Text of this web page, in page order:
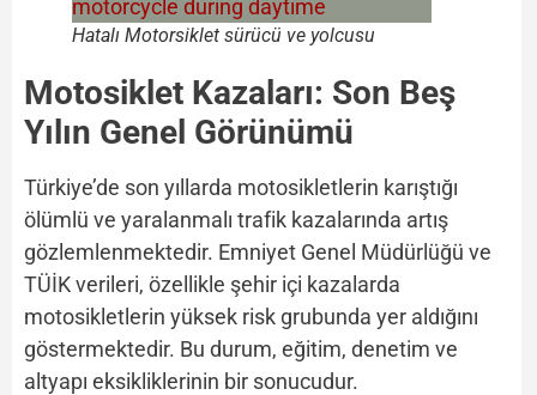
Hatalı Motorsiklet sürücü ve yolcusu
Motosiklet Kazaları: Son Beş
Yılın Genel Görünümü
Türkiye’de son yıllarda motosikletlerin karıştığı
ölümlü ve yaralanmalı trafik kazalarında artış
gözlemlenmektedir. Emniyet Genel Müdürlüğü ve
TÜİK verileri, özellikle şehir içi kazalarda
motosikletlerin yüksek risk grubunda yer aldığını
göstermektedir. Bu durum, eğitim, denetim ve
altyapı eksikliklerinin bir sonucudur.